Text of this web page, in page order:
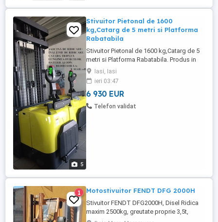
5
Stivuitor Pietonal de 1600
kg,Catarg de 5 metri si Platforma
Rabatabila
Stivuitor Pietonal de 1600 kg,Catarg de 5
metri si Platforma Rabatabila. Produs in
China 2023. Model DEMO cu 24 de ore de
utilizare. Sarcina de ridicare : 1600 kg la
centrul de greutate 600 mm Sarcina
reziduala la 3m: 1600 kg la centrul de
greutate 600 mm Sarcina reziduala la 4m:
Iasi, Iasi
ieri 03:47
6 930 EUR
Telefon validat
1 Motostivuitor FENDT DFG 2000H
Stivuitor FENDT DFG2000H, Disel Ridica
maxim 2500kg, greutate proprie 3,5t,
inaltime maxima de ridicare 4m, inaltime